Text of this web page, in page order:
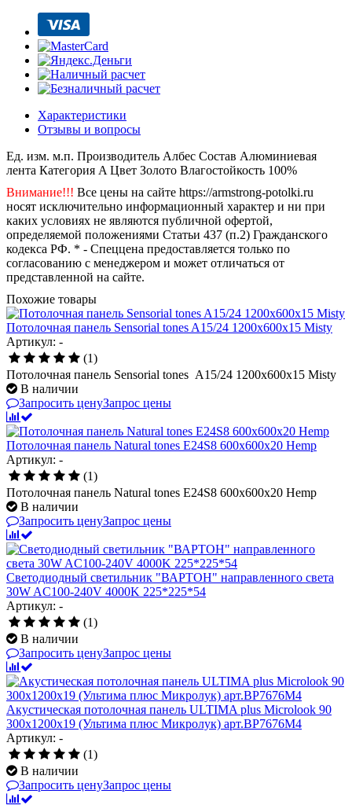
Характеристики
Отзывы и вопросы
Ед. изм. м.п. Производитель Албес Состав Алюминиевая
лента Категория A Цвет Золото Влагостойкость 100%
Внимание!!! Все цены на сайте https://armstrong-potolki.ru
носят исключительно информационный характер и ни при
каких условиях не являются публичной офертой,
определяемой положениями Статьи 437 (п.2) Гражданского
кодекса РФ. * - Спеццена предоставляется только по
согласованию с менеджером и может отличаться от
представленной на сайте.
Похожие товары
Потолочная панель Sensorial tones A15/24 1200x600x15 Misty
Артикул: -
(1)
Потолочная панель Sensorial tones A15/24 1200x600x15 Misty
В наличии
Запросить ценуЗапрос цены
Потолочная панель Natural tones E24S8 600x600x20 Hemp
Артикул: -
(1)
Потолочная панель Natural tones E24S8 600x600x20 Hemp
В наличии
Запросить ценуЗапрос цены
Светодиодный светильник "ВАРТОН" направленного света
30W AC100-240V 4000K 225*225*54
Артикул: -
(1)
В наличии
Запросить ценуЗапрос цены
Акустическая потолочная панель ULTIMA plus Microlook 90
300x1200x19 (Ультима плюс Микролук) арт.BP7676M4
Артикул: -
(1)
В наличии
Запросить ценуЗапрос цены